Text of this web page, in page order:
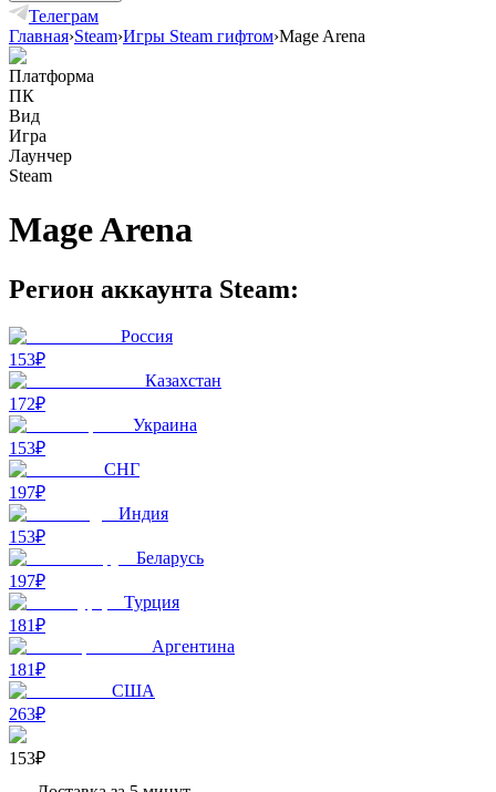
Телеграм
Главная›Steam›Игры Steam гифтом›Mage Arena
Платформа
ПК
Вид
Игра
Лаунчер
Steam
Mage Arena
Регион аккаунта Steam:
Россия
153₽
Казахстан
172₽
Украина
153₽
СНГ
197₽
Индия
153₽
Беларусь
197₽
Турция
181₽
Аргентина
181₽
США
263₽
153₽